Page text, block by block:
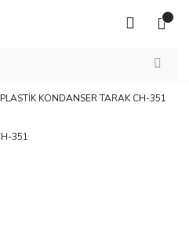
PLASTİK KONDANSER TARAK CH-351